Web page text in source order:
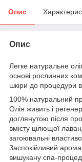
Опис
Опис
Легке натуральне
основі рослинних
шкіри до процедури
100% натуральний
Олія живить і
доглянутою після
вмісту цілющої
загоювальні
Заспокійливий
вишукану спа-